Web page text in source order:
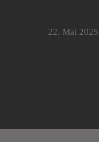
22. Mai 2025